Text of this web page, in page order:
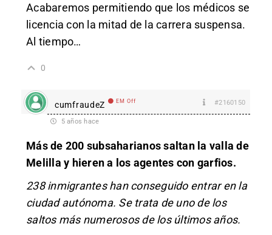
Acabaremos permitiendo que los médicos se
licencia con la mitad de la carrera suspensa.
Al tiempo…
0
cumfraudeZ EM Off #2160150
5 años hace
Más de 200 subsaharianos saltan la valla de
Melilla y hieren a los agentes con garfios.
238 inmigrantes han conseguido entrar en la
ciudad autónoma. Se trata de uno de los
saltos más numerosos de los últimos años.